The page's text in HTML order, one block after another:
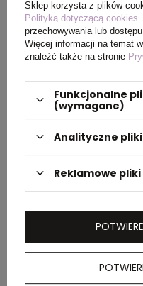
Waga
produktu (g)
PAKOWANIE
Wymiary
kartonu
kartonu
zewnętrznego
Sklep korzysta z plików
Polityką dotyczącą cookies
przechowywania lub
Więcej informacji na temat
znaleźć także na stronie
Funkcjonalne
(wymagane)
Analityczne
Reklamowe